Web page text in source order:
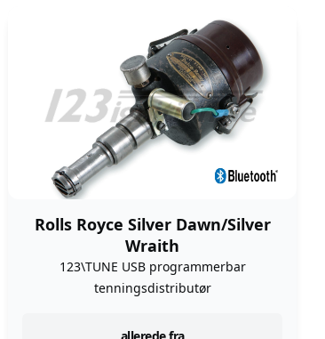
Rolls Royce Silver Dawn/Silver
Wraith
123\TUNE USB programmerbar
tenningsdistributør
allerede fra